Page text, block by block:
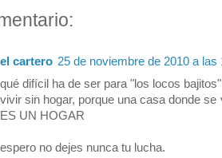
el cartero 25 de noviembre de 2010 a las
qué difícil ha de ser para "los locos bajitos"
vivir sin hogar, porque una casa donde
ES UN HOGAR
espero no dejes nunca tu lucha.